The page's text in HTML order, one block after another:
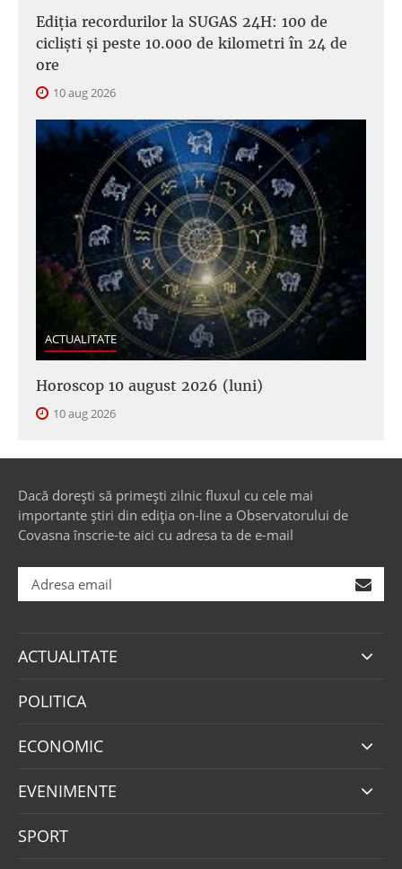
Ediția recordurilor la SUGAS 24H: 100 de
cicliști și peste 10.000 de kilometri în 24 de
ore
10 aug 2026
ACTUALITATE
Horoscop 10 august 2026 (luni)
10 aug 2026
Dacă dorești să primești zilnic fluxul cu cele mai
importante știri din ediția on-line a Observatorului de
Covasna înscrie-te aici cu adresa ta de e-mail
ACTUALITATE
POLITICA
ECONOMIC
EVENIMENTE
SPORT